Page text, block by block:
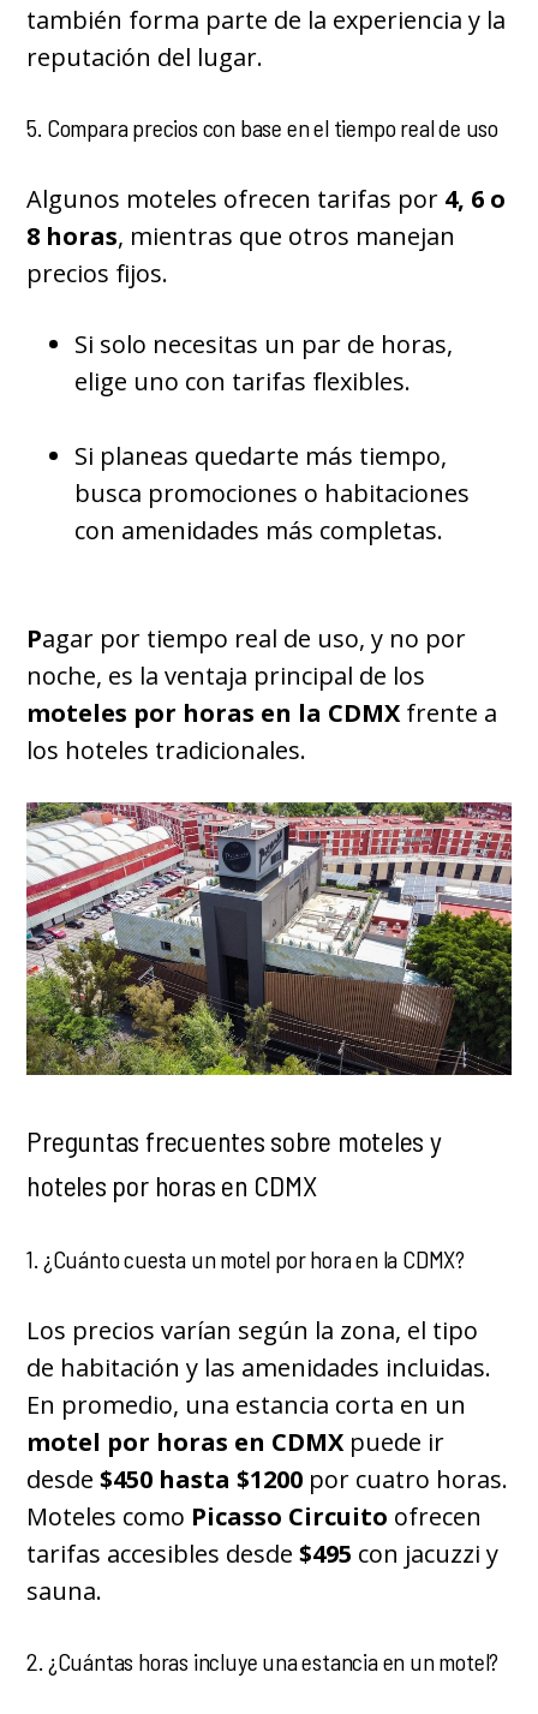
también forma parte de la experiencia y la
reputación del lugar.
5. Compara precios con base en el tiempo real de uso
Algunos moteles ofrecen tarifas por 4, 6 o
8 horas, mientras que otros manejan
precios fijos.
Si solo necesitas un par de horas,
elige uno con tarifas flexibles.
Si planeas quedarte más tiempo,
busca promociones o habitaciones
con amenidades más completas.
Pagar por tiempo real de uso, y no por
noche, es la ventaja principal de los
moteles por horas en la CDMX frente a
los hoteles tradicionales.
Preguntas frecuentes sobre moteles y
hoteles por horas en CDMX
1. ¿Cuánto cuesta un motel por hora en la CDMX?
Los precios varían según la zona, el tipo
de habitación y las amenidades incluidas.
En promedio, una estancia corta en un
motel por horas en CDMX puede ir
desde$450 hasta $1200 por cuatro horas.
Moteles como Picasso Circuito ofrecen
tarifas accesibles desde$495 con jacuzzi y
sauna.
2. ¿Cuántas horas incluye una estancia en un motel?